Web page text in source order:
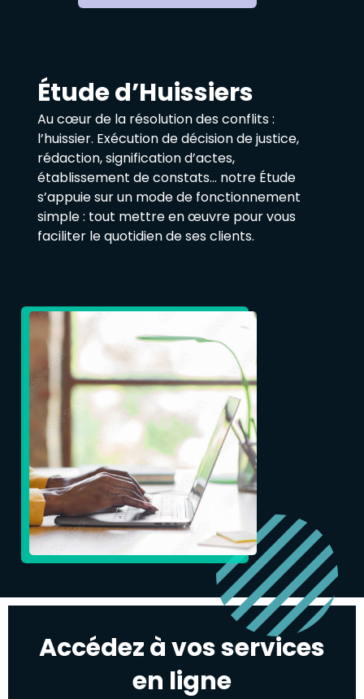
Étude d’Huissiers
Au cœur de la résolution des conflits :
l’huissier. Exécution de décision de justice,
rédaction, signification d’actes,
établissement de constats… notre Étude
s’appuie sur un mode de fonctionnement
simple : tout mettre en œuvre pour vous
faciliter le quotidien de ses clients.
Accédez à vos services
en ligne